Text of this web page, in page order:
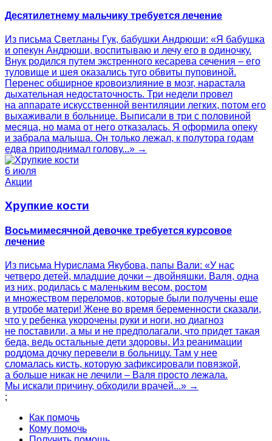
Десятилетнему мальчику требуется лечение
Из письма Светланы Гук, бабушки Андрюши: «Я бабушка
и опекун Андрюши, воспитываю и лечу его в одиночку.
Внук родился путем экстренного кесарева сечения – его
туловище и шея оказались туго обвиты пуповиной.
Перенес обширное кровоизлияние в мозг, нарастала
дыхательная недостаточность. Три недели провел
на аппарате искусственной вентиляции легких, потом его
выхаживали в больнице. Выписали в три с половиной
месяца, но мама от него отказалась. Я оформила опеку
и забрала малыша. Он только лежал, к полутора годам
едва приподнимал голову...» →
6 июля
Акции
Хрупкие кости
Восьмимесячной девочке требуется курсовое
лечение
Из письма Нурислама Якубова, папы Вали: «У нас
четверо детей, младшие дочки – двойняшки. Валя, одна
из них, родилась с маленьким весом, ростом
и множеством переломов, которые были получены еще
в утробе матери! Жене во время беременности сказали,
что у ребенка укорочены руки и ноги, но диагноз
не поставили, а мы и не предполагали, что придет такая
беда, ведь остальные дети здоровы. Из реанимации
роддома дочку перевели в больницу. Там у нее
сломалась кисть, которую зафиксировали повязкой,
а больше никак не лечили – Валя просто лежала.
Мы искали причину, обходили врачей...» →
;
Как помочь
Кому помочь